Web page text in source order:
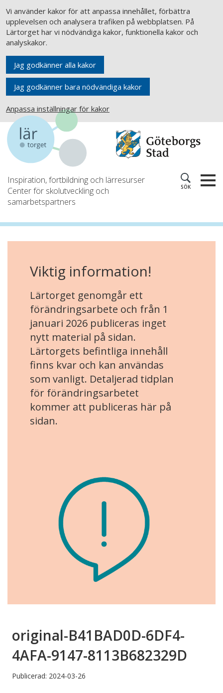
Vi använder kakor för att anpassa innehållet, förbättra
upplevelsen och analysera trafiken på webbplatsen. På
Lärtorget har vi nödvändiga kakor, funktionella kakor och
analyskakor.
Jag godkänner alla kakor
Jag godkänner bara nödvändiga kakor
Anpassa inställningar för kakor
Inspiration, fortbildning och lärresurser
Center för skolutveckling och
samarbetspartners
SÖK
Viktig information!
Lärtorget genomgår ett
förändringsarbete och från 1
januari 2026 publiceras inget
nytt material på sidan.
Lärtorgets befintliga innehåll
finns kvar och kan användas
som vanligt. Detaljerad tidplan
för förändringsarbetet
kommer att publiceras här på
sidan.
original-B41BAD0D-6DF4-
4AFA-9147-8113B682329D
Publicerad: 2024-03-26